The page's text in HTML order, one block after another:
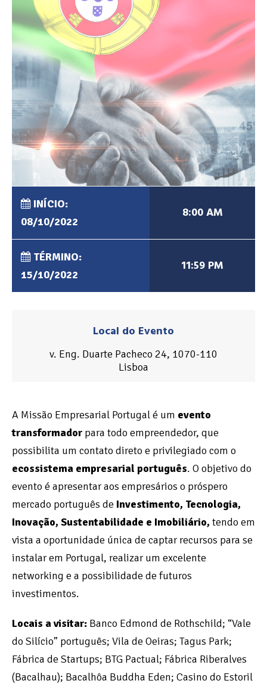
INÍCIO:
08/10/2022
8:00 AM
TÉRMINO:
15/10/2022
11:59 PM
Local do Evento
v. Eng. Duarte Pacheco 24, 1070-110
Lisboa
A Missão Empresarial Portugal é um evento
transformador para todo empreendedor, que
possibilita um contato direto e privilegiado com o
ecossistema empresarial português. O objetivo do
evento é apresentar aos empresários o próspero
mercado português de Investimento, Tecnologia,
Inovação, Sustentabilidade e Imobiliário, tendo em
vista a oportunidade única de captar recursos para se
instalar em Portugal, realizar um excelente
networking e a possibilidade de futuros
investimentos.
Locais a visitar: Banco Edmond de Rothschild; “Vale
do Silício” português; Vila de Oeiras; Tagus Park;
Fábrica de Startups; BTG Pactual; Fábrica Riberalves
(Bacalhau); Bacalhôa Buddha Eden; Casino do Estoril